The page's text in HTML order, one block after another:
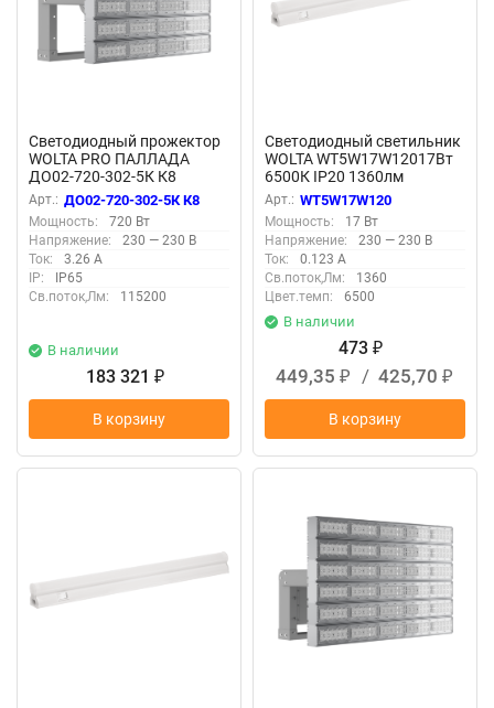
Светодиодный прожектор
WOLTA PRO ПАЛЛАДА
ДО02-720-302-5К К8
Прозрачный
Арт.: ДО02-720-302-5К К8
Мощность:
720 Вт
Напряжение:
230 — 230 В
Ток:
3.26 А
IP:
IP65
Св.поток,Лм:
115200
В наличии
183 321 ₽
В корзину
Светодиодный светильник
WOLTA WT5W17W12017Вт
6500К IP20 1360лм
соединяемый в линию
Арт.: WT5W17W120
Мощность:
17 Вт
Напряжение:
230 — 230 В
Ток:
0.123 А
Св.поток,Лм:
1360
Цвет.темп:
6500
В наличии
473 ₽
449,35 ₽ / 425,70 ₽
В корзину